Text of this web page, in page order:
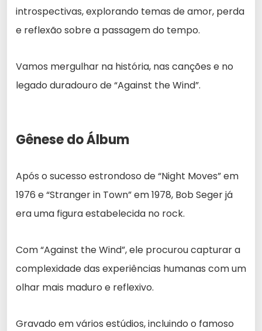
introspectivas, explorando temas de amor, perda
e reflexão sobre a passagem do tempo.
Vamos mergulhar na história, nas canções e no
legado duradouro de “Against the Wind”.
Gênese do Álbum
Após o sucesso estrondoso de “Night Moves” em
1976 e “Stranger in Town” em 1978, Bob Seger já
era uma figura estabelecida no rock.
Com “Against the Wind”, ele procurou capturar a
complexidade das experiências humanas com um
olhar mais maduro e reflexivo.
Gravado em vários estúdios, incluindo o famoso